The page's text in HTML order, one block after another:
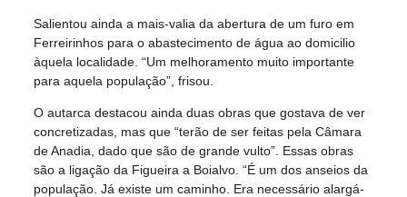
Salientou ainda a mais-valia da abertura de um furo em
Ferreirinhos para o abastecimento de água ao domicilio
àquela localidade. “Um melhoramento muito importante
para aquela população”, frisou.
O autarca destacou ainda duas obras que gostava de ver
concretizadas, mas que “terão de ser feitas pela Câmara
de Anadia, dado que são de grande vulto”. Essas obras
são a ligação da Figueira a Boialvo. “É um dos anseios da
população. Já existe um caminho. Era necessário alargá-